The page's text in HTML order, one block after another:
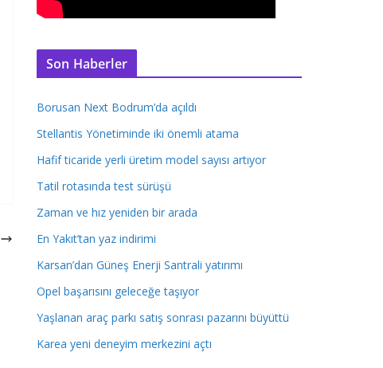
Son Haberler
Borusan Next Bodrum’da açıldı
Stellantis Yönetiminde iki önemli atama
Hafif ticaride yerli üretim model sayısı artıyor
Tatil rotasında test sürüşü
Zaman ve hız yeniden bir arada
En Yakıt’tan yaz indirimi
Karsan’dan Güneş Enerji Santrali yatırımı
Opel başarısını geleceğe taşıyor
Yaşlanan araç parkı satış sonrası pazarını büyüttü
Karea yeni deneyim merkezini açtı